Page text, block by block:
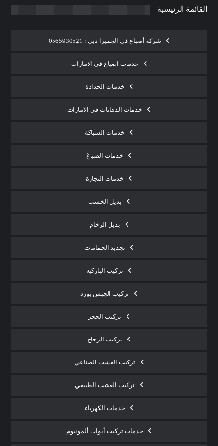
القائمة الرئيسية
شركة أصباغ في الجميرا دبي : 0565930521
خدمات اصباغ في الامارات
خدمات الحدادة
خدمات الدهانات في الامارات
خدمات السباكة
خدمات الصباغ
خدمات النجارة
بديل الخشب
بديل الرخام
تجديد الحمامات
تركيب الباركيه
تركيب الجبس بورد
تركيب الحجر
تركيب الزجاج
تركيب العشب الصناعي
تركيب العشب الطبيعي
خدمات الكهرباء
خدمات تركيب أبواب ألمونيوم